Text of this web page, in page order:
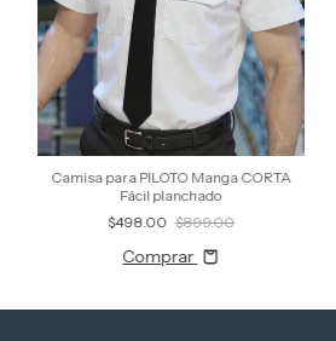
Camisa para PILOTO Manga CORTA
Fácil planchado
$498.00 $899.00
Comprar